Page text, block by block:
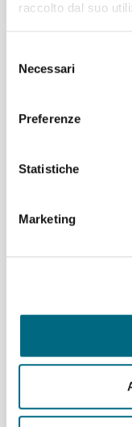
raccolto dal suo
delNecessari
Preferenze
Statistiche
Marketing
Linee AMT per
Linee 725,
domenica 9
sabato 8 e
Linea 825 – Da
Archivi
Agosto 2026(9)
Maggio 2026
(43)
Febbraio 2026